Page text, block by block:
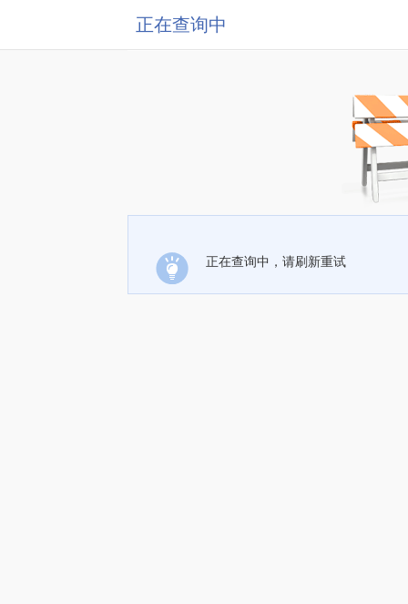
正在查询中
正在查询中，请刷新重试